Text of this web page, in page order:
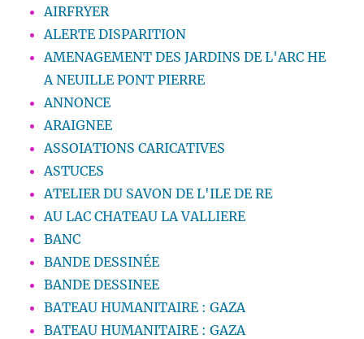
AIRFRYER
ALERTE DISPARITION
AMENAGEMENT DES JARDINS DE L'ARC HE
A NEUILLE PONT PIERRE
ANNONCE
ARAIGNEE
ASSOIATIONS CARICATIVES
ASTUCES
ATELIER DU SAVON DE L'ILE DE RE
AU LAC CHATEAU LA VALLIERE
BANC
BANDE DESSINÉE
BANDE DESSINEE
BATEAU HUMANITAIRE : GAZA
BATEAU HUMANITAIRE : GAZA